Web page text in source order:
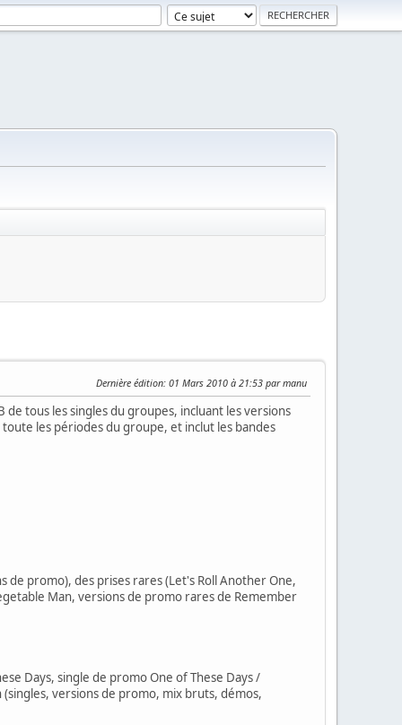
Dernière édition: 01 Mars 2010 à 21:53 par manu
tous les singles du groupes, incluant les versions
les périodes du groupe, et inclut les bandes
de promo), des prises rares (Let's Roll Another One,
Man, versions de promo rares de Remember
Days, single de promo One of These Days /
versions de promo, mix bruts, démos,